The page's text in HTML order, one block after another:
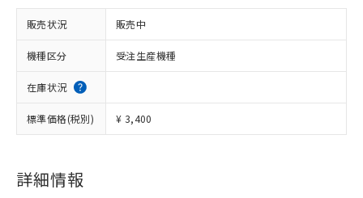
販売状況 販売中
機種区分 受注生産機種
在庫状況
標準価格(税別) ¥ 3,400
詳細情報